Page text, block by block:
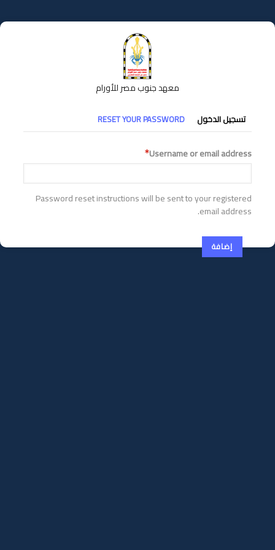
إلى
المحتوى
معهد جنوب مصر للأورام
التبويبات
الأساسية
تسجيل الدخول RESET YOUR PASSWORD
Username or email address
Password reset instructions will be sent to your registered
email address.